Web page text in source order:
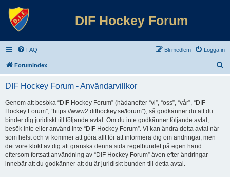
DIF Hockey Forum
FAQ Logga in
Bli medlem
Forumindex
DIF Hockey Forum - Användarvillkor
Genom att besöka “DIF Hockey Forum” (hädanefter “vi”, “oss”, “vår”, “DIF
Hockey Forum”, “https://www2.difhockey.se/forum”), så godkänner du att du
binder dig juridiskt till följande avtal. Om du inte godkänner följande avtal,
besök inte eller använd inte “DIF Hockey Forum”. Vi kan ändra detta avtal när
som helst och vi kommer att göra allt för att informera dig om ändringar, men
det vore klokt av dig att granska denna sida regelbundet på egen hand
eftersom fortsatt användning av “DIF Hockey Forum” även efter ändringar
innebär att du godkänner att du är juridiskt bunden till detta avtal.